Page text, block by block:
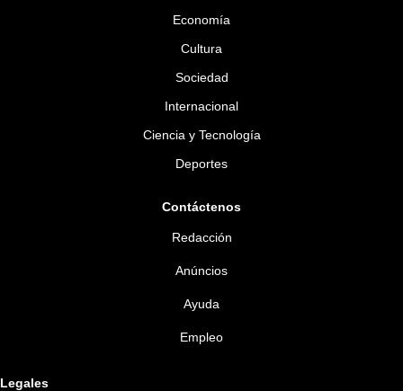
Economía
Cultura
Sociedad
Internacional
Ciencia y Tecnología
Deportes
Contáctenos
Redacción
Anúncios
Ayuda
Empleo
Legales